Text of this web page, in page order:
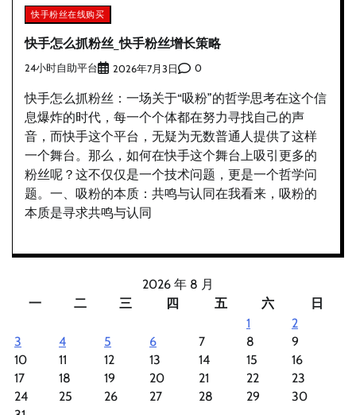
快手粉丝在线购买
快手怎么抓粉丝_快手粉丝增长策略
24小时自助平台 2026年7月3日 0
快手怎么抓粉丝：一场关于“吸粉”的哲学思考在这个信
息爆炸的时代，每一个个体都在努力寻找自己的声
音，而快手这个平台，无疑为无数普通人提供了这样
一个舞台。那么，如何在快手这个舞台上吸引更多的
粉丝呢？这不仅仅是一个技术问题，更是一个哲学问
题。一、吸粉的本质：共鸣与认同在我看来，吸粉的
本质是寻求共鸣与认同
2026 年 8 月
一
二 三 四 五 六
日
1
2
3
4 5 6 7 8
9
10
11 12 13 14 15
16
17
18 19 20 21 22
23
24
25 26 27 28 29
30